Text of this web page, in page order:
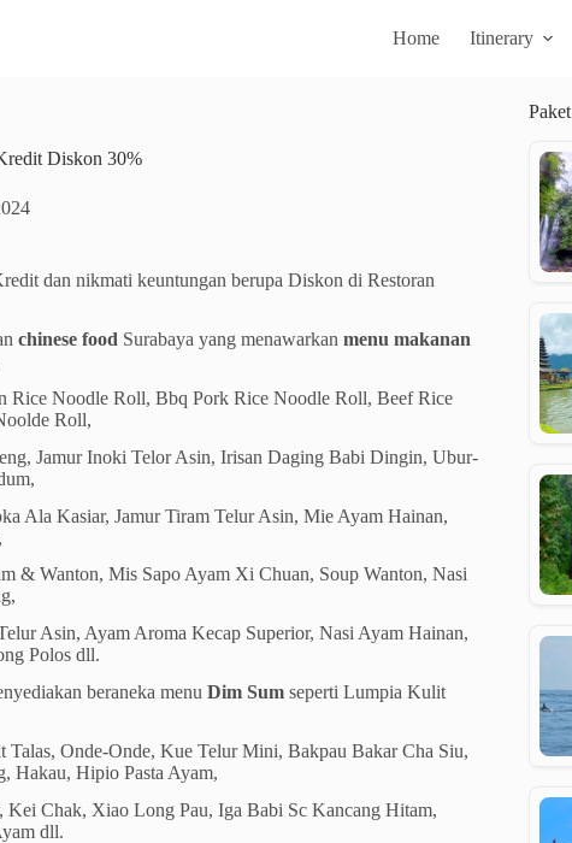
Home Itinerary
Diskon 30%
dan nikmati keuntungan berupa Diskon di Restoran
chinese food Surabaya yang menawarkan menu makanan
Rice Noodle Roll, Bbq Pork Rice Noodle Roll, Beef Rice
Roll,
Jamur Inoki Telor Asin, Irisan Daging Babi Dingin, Ubur-
Ala Kasiar, Jamur Tiram Telur Asin, Mie Ayam Hainan,
& Wanton, Mis Sapo Ayam Xi Chuan, Soup Wanton, Nasi
Asin, Ayam Aroma Kecap Superior, Nasi Ayam Hainan,
Polos dll.
beraneka menu Dim Sum seperti Lumpia Kulit
Onde-Onde, Kue Telur Mini, Bakpau Bakar Cha Siu,
Hakau, Hipio Pasta Ayam,
Kei Chak, Xiao Long Pau, Iga Babi Sc Kancang Hitam,
dll.
Paket